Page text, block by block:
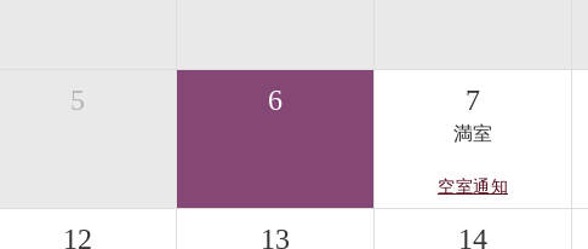
5 6 7
満室
空室通知
12 13 14